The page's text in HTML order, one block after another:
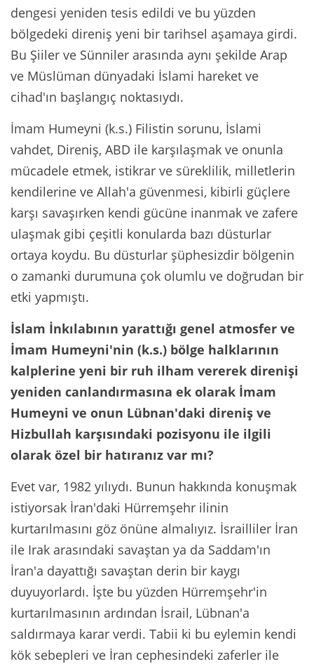
dengesi yeniden tesis edildi ve bu yüzden
bölgedeki direniş yeni bir tarihsel aşamaya girdi.
Bu Şiiler ve Sünniler arasında aynı şekilde Arap
ve Müslüman dünyadaki İslami hareket ve
cihad'ın başlangıç noktasıydı.
İmam Humeyni (k.s.) Filistin sorunu, İslami
vahdet, Direniş, ABD ile karşılaşmak ve onunla
mücadele etmek, istikrar ve süreklilik, milletlerin
kendilerine ve Allah'a güvenmesi, kibirli güçlere
karşı savaşırken kendi gücüne inanmak ve zafere
ulaşmak gibi çeşitli konularda bazı düsturlar
ortaya koydu. Bu düsturlar şüphesizdir bölgenin
o zamanki durumuna çok olumlu ve doğrudan bir
etki yapmıştı.
İslam İnkılabının yarattığı genel atmosfer ve
İmam Humeyni'nin (k.s.) bölge halklarının
kalplerine yeni bir ruh ilham vererek direnişi
yeniden canlandırmasına ek olarak İmam
Humeyni ve onun Lübnan'daki direniş ve
Hizbullah karşısındaki pozisyonu ile ilgili
olarak özel bir hatıranız var mı?
Evet var, 1982 yılıydı. Bunun hakkında konuşmak
istiyorsak İran'daki Hürremşehr ilinin
kurtarılmasını göz önüne almalıyız. İsrailliler İran
ile Irak arasındaki savaştan ya da Saddam'ın
İran'a dayattığı savaştan derin bir kaygı
duyuyorlardı. İşte bu yüzden Hürremşehr'in
kurtarılmasının ardından İsrail, Lübnan'a
saldırmaya karar verdi. Tabii ki bu eylemin kendi
kök sebepleri ve İran cephesindeki zaferler ile